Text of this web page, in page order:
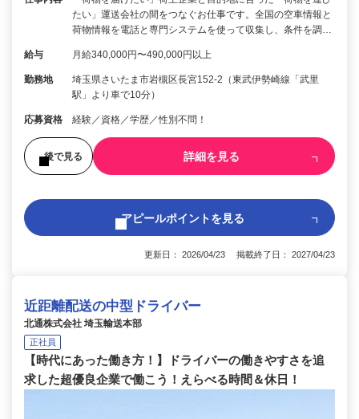
たい」運送会社の間をつなぐお仕事です。全国の空車情報と
荷物情報を電話と専門システムを使って収集し、条件を調…
給与 月給340,000円〜490,000円以上
勤務地
埼玉県さいたま市岩槻区長宮152-2（東武伊勢崎線「武里
駅」より車で10分）
応募資格 経験／資格／学歴／性別不問！
後で見る 詳細を見る
アピールポイントを見る
更新日： 2026/04/23 掲載終了日： 2027/04/23
近距離配送の中型ドライバー
北通株式会社 埼玉輸送本部
正社員
【時代にあった働き方！】ドライバーの働きやすさを追
求した超優良企業で働こう！えらべる時間＆休日！